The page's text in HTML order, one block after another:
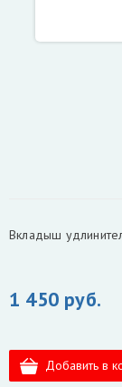
Вкладыш
1 450 руб.